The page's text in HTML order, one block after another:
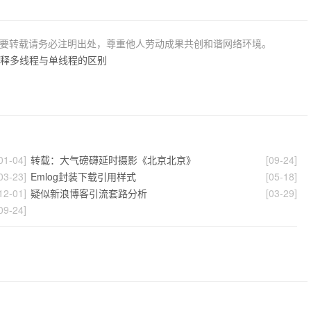
载请务必注明出处，尊重他人劳动成果共创和谐网络环境。
多线程与单线程的区别
04]
23]
01]
24]
[09-24]
转载：大气磅礴延时摄影《北京北京》
[05-18]
Emlog封装下载引用样式
[03-29]
疑似新浪博客引流套路分析